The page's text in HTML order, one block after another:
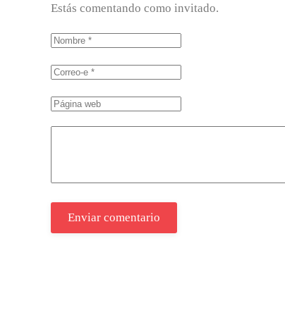
Estás comentando como invitado.
Enviar comentario